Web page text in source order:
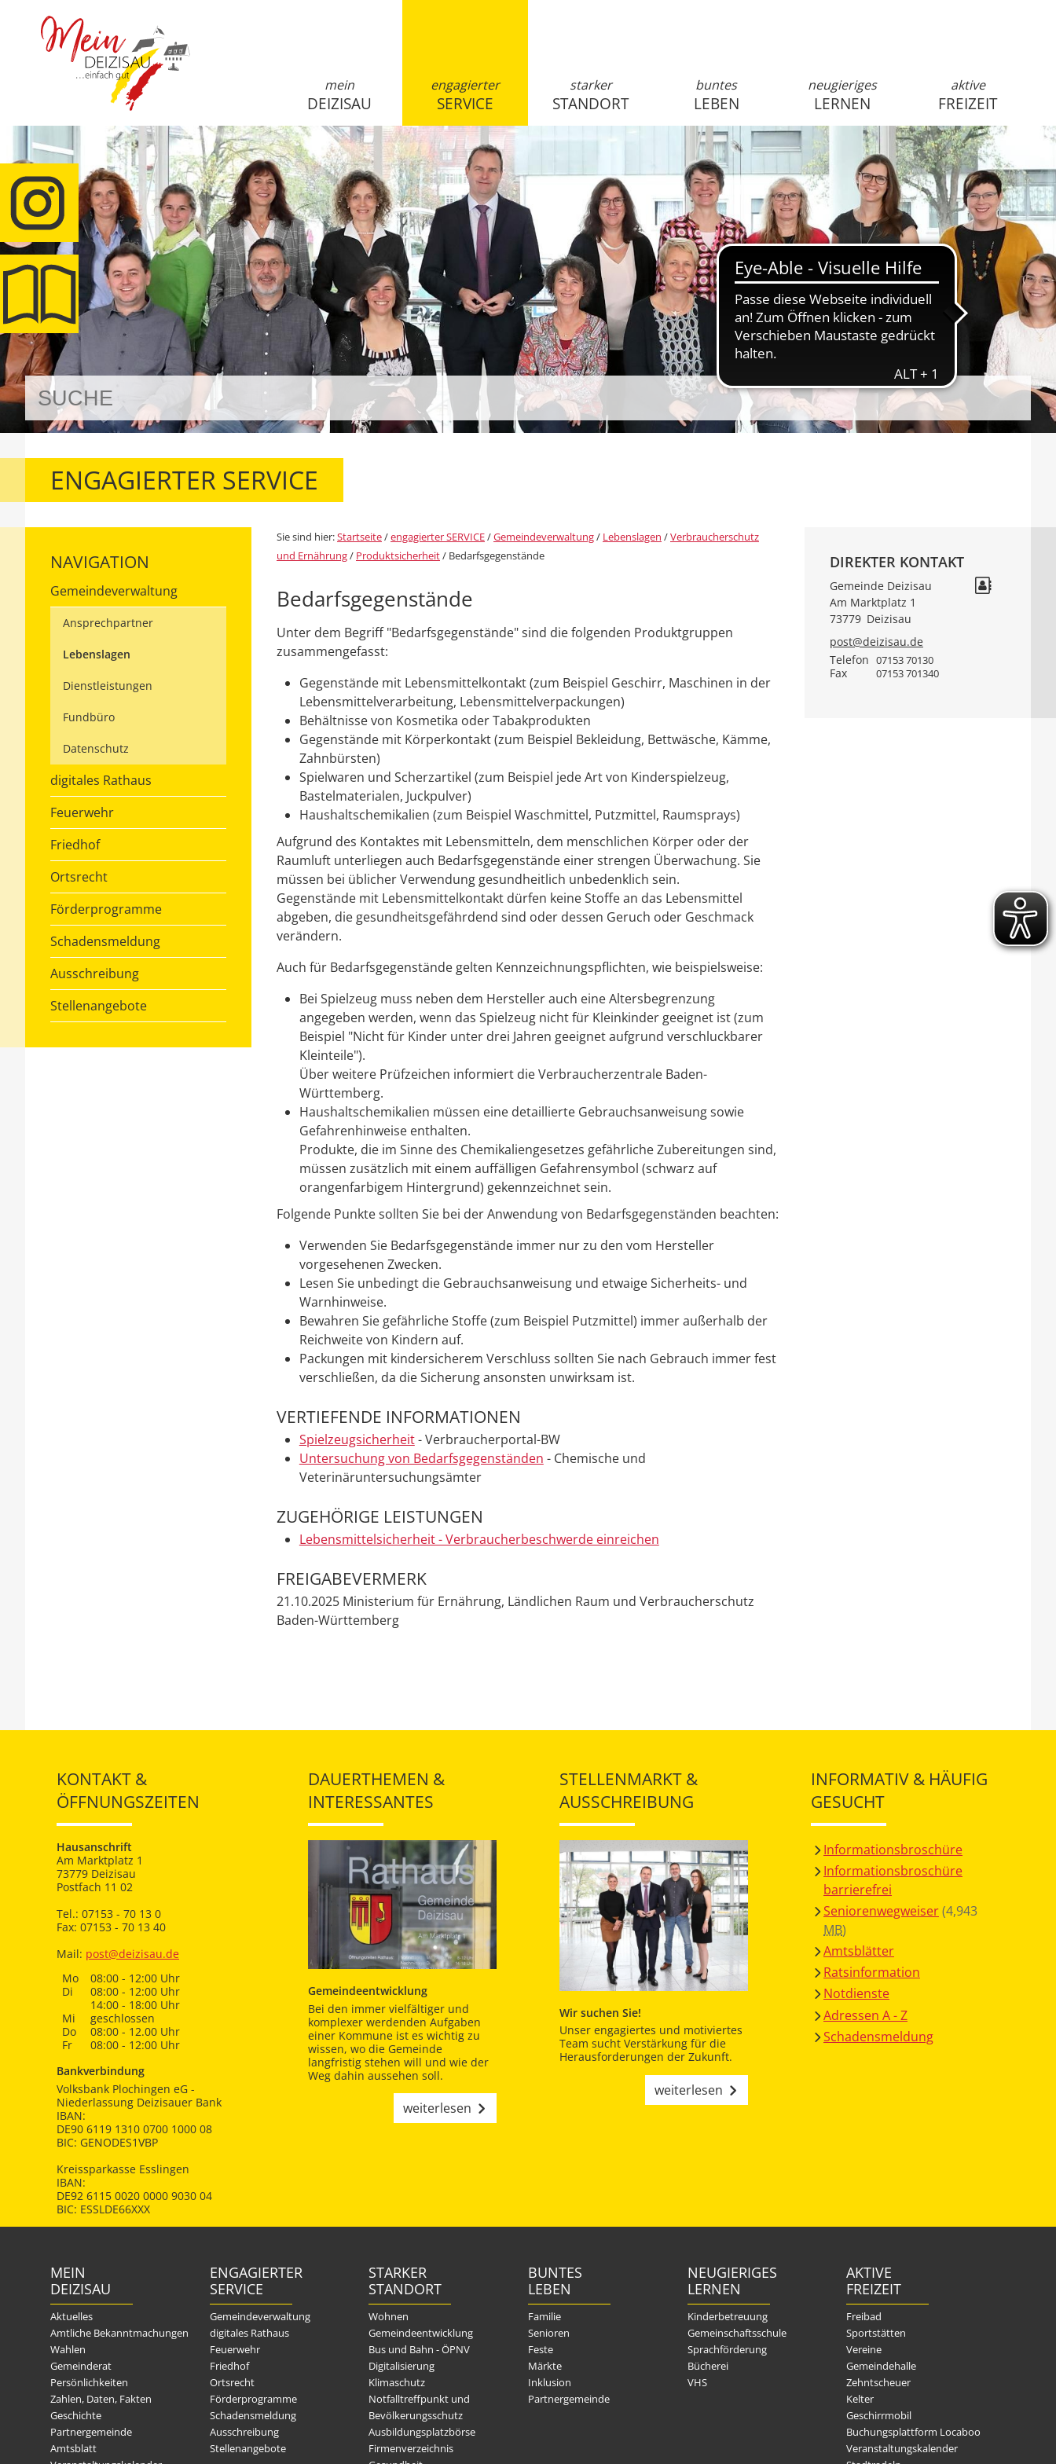
anmelden
mein
DEIZISAU
engagierter
SERVICE
starker
STANDORT
buntes
LEBEN
neugieriges
LERNEN
aktive
FREIZEIT
ENGAGIERTER SERVICE
NAVIGATION
Gemeindeverwaltung
Ansprechpartner
Lebenslagen
Dienstleistungen
Fundbüro
Datenschutz
digitales Rathaus
Feuerwehr
Friedhof
Ortsrecht
Förderprogramme
Schadensmeldung
Ausschreibung
Stellenangebote
Sie sind hier:Startseite/engagierter SERVICE/Gemeindeverwaltung/ Lebenslagen /Verbraucherschutz
und Ernährung/ Produktsicherheit/ Bedarfsgegenstände
Bedarfsgegenstände
Unter dem Begriff "Bedarfsgegenstände" sind die folgenden Produktgruppen
zusammengefasst:
Gegenstände mit Lebensmittelkontakt (zum Beispiel Geschirr, Maschinen in der
Lebensmittelverarbeitung, Lebensmittelverpackungen)
Behältnisse von Kosmetika oder Tabakprodukten
Gegenstände mit Körperkontakt (zum Beispiel Bekleidung, Bettwäsche, Kämme,
Zahnbürsten)
Spielwaren und Scherzartikel (zum Beispiel jede Art von Kinderspielzeug,
Bastelmaterialen, Juckpulver)
Haushaltschemikalien (zum Beispiel Waschmittel, Putzmittel, Raumsprays)
Aufgrund des Kontaktes mit Lebensmitteln, dem menschlichen Körper oder der
Raumluft unterliegen auch Bedarfsgegenstände einer strengen Überwachung. Sie
müssen bei üblicher Verwendung gesundheitlich unbedenklich sein.
Gegenstände mit Lebensmittelkontakt dürfen keine Stoffe an das Lebensmittel
abgeben, die gesundheitsgefährdend sind oder dessen Geruch oder Geschmack
verändern.
Auch für Bedarfsgegenstände gelten Kennzeichnungspflichten, wie beispielsweise:
Bei Spielzeug muss neben dem Hersteller auch eine Altersbegrenzung
angegeben werden, wenn das Spielzeug nicht für Kleinkinder geeignet ist (zum
Beispiel "Nicht für Kinder unter drei Jahren geeignet aufgrund verschluckbarer
Kleinteile").
Über weitere Prüfzeichen informiert die Verbraucherzentrale Baden-
Württemberg.
Haushaltschemikalien müssen eine detaillierte Gebrauchsanweisung sowie
Gefahrenhinweise enthalten.
Produkte, die im Sinne des Chemikaliengesetzes gefährliche Zubereitungen sind,
müssen zusätzlich mit einem auffälligen Gefahrensymbol (schwarz auf
orangenfarbigem Hintergrund) gekennzeichnet sein.
Folgende Punkte sollten Sie bei der Anwendung von Bedarfsgegenständen beachten:
Verwenden Sie Bedarfsgegenstände immer nur zu den vom Hersteller
vorgesehenen Zwecken.
Lesen Sie unbedingt die Gebrauchsanweisung und etwaige Sicherheits- und
Warnhinweise.
Bewahren Sie gefährliche Stoffe (zum Beispiel Putzmittel) immer außerhalb der
Reichweite von Kindern auf.
Packungen mit kindersicherem Verschluss sollten Sie nach Gebrauch immer fest
verschließen, da die Sicherung ansonsten unwirksam ist.
VERTIEFENDE INFORMATIONEN
Spielzeugsicherheit- Verbraucherportal-BW
Untersuchung von Bedarfsgegenständen - Chemische und
Veterinäruntersuchungsämter
ZUGEHÖRIGE LEISTUNGEN
Lebensmittelsicherheit - Verbraucherbeschwerde einreichen
FREIGABEVERMERK
21.10.2025 Ministerium für Ernährung, Ländlichen Raum und Verbraucherschutz
Baden-Württemberg
DIREKTER KONTAKT
Gemeinde Deizisau
Am Marktplatz 1
73779 Deizisau
post@deizisau.de
Telefon 07153 70130
Fax 07153 701340
KONTAKT &
ÖFFNUNGSZEITEN
Hausanschrift
Am Marktplatz 1
73779 Deizisau
Postfach 11 02
Tel.: 07153 - 70 13 0
Fax: 07153 - 70 13 40
Mail: post@deizisau.de
Mo
08:00 - 12:00 Uhr
Di
08:00 - 12:00 Uhr
14:00 - 18:00 Uhr
Mi
geschlossen
Do
08:00 - 12.00 Uhr
Fr
08:00 - 12:00 Uhr
Bankverbindung
Volksbank Plochingen eG -
Niederlassung Deizisauer Bank
IBAN:
DE90 6119 1310 0700 1000 08
BIC: GENODES1VBP
Kreissparkasse Esslingen
IBAN:
DE92 6115 0020 0000 9030 04
BIC: ESSLDE66XXX
DAUERTHEMEN &
INTERESSANTES
Gemeindeentwicklung
Bei den immer vielfältiger und
komplexer werdenden Aufgaben
einer Kommune ist es wichtig zu
wissen, wo die Gemeinde
langfristig stehen will und wie der
Weg dahin aussehen soll.
weiterlesen
STELLENMARKT &
AUSSCHREIBUNG
Wir suchen Sie!
Unser engagiertes und motiviertes
Team sucht Verstärkung für die
Herausforderungen der Zukunft.
weiterlesen
INFORMATIV & HÄUFIG
GESUCHT
Informationsbroschüre
Informationsbroschüre
barrierefrei
Seniorenwegweiser(4,943
MB)
Amtsblätter
Ratsinformation
Notdienste
Adressen A - Z
Schadensmeldung
MEIN
DEIZISAU
Aktuelles
Amtliche Bekanntmachungen
Wahlen
Gemeinderat
Persönlichkeiten
Zahlen, Daten, Fakten
Geschichte
Partnergemeinde
Amtsblatt
ENGAGIERTER
SERVICE
Gemeindeverwaltung
digitales Rathaus
Feuerwehr
Friedhof
Ortsrecht
Förderprogramme
Schadensmeldung
Ausschreibung
Stellenangebote
STARKER
STANDORT
Wohnen
Gemeindeentwicklung
Bus und Bahn - ÖPNV
Digitalisierung
Klimaschutz
Notfalltreffpunkt und
Bevölkerungsschutz
Ausbildungsplatzbörse
Firmenverzeichnis
BUNTES
LEBEN
Familie
Senioren
Feste
Märkte
Inklusion
Partnergemeinde
NEUGIERIGES
LERNEN
Kinderbetreuung
Gemeinschaftsschule
Sprachförderung
Bücherei
VHS
AKTIVE
FREIZEIT
Freibad
Sportstätten
Vereine
Gemeindehalle
Zehntscheuer
Kelter
Geschirrmobil
Buchungsplattform Locaboo
Veranstaltungskalender